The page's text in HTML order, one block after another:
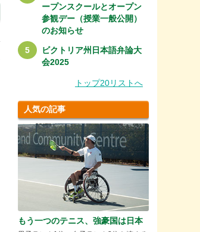
ープンスクールとオープン
参観デー（授業一般公開）
のお知らせ
ビクトリア州日本語弁論大
会2025
トップ20リストへ
人気の記事
もう一つのテニス、強豪国は日本